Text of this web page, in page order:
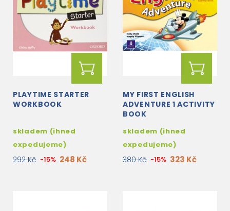
PLAYTIME STARTER
WORKBOOK
skladem (ihned
expedujeme)
292 Kč -15% 248 Kč
MY FIRST ENGLISH
ADVENTURE 1 ACTIVITY
BOOK
skladem (ihned
expedujeme)
380 Kč -15% 323 Kč